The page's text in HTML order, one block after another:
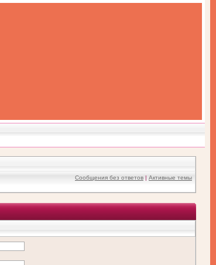
Сообщения без ответов | Активные темы